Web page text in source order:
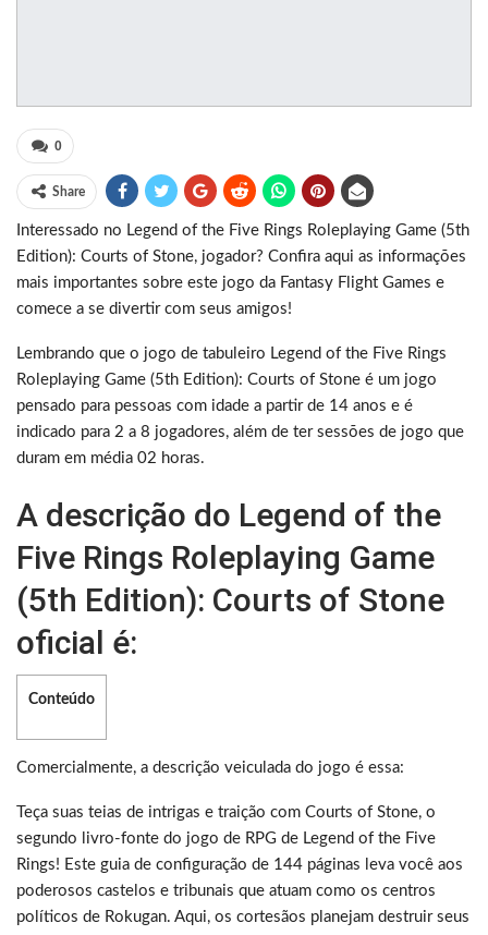
0
Share
Interessado no Legend of the Five Rings Roleplaying Game (5th
Edition): Courts of Stone, jogador? Confira aqui as informações
mais importantes sobre este jogo da Fantasy Flight Games e
comece a se divertir com seus amigos!
Lembrando que o jogo de tabuleiro Legend of the Five Rings
Roleplaying Game (5th Edition): Courts of Stone é um jogo
pensado para pessoas com idade a partir de 14 anos e é
indicado para 2 a 8 jogadores, além de ter sessões de jogo que
duram em média 02 horas.
A descrição do Legend of the
Five Rings Roleplaying Game
(5th Edition): Courts of Stone
oficial é:
Conteúdo
Comercialmente, a descrição veiculada do jogo é essa:
Teça suas teias de intrigas e traição com Courts of Stone, o
segundo livro-fonte do jogo de RPG de Legend of the Five
Rings! Este guia de configuração de 144 páginas leva você aos
poderosos castelos e tribunais que atuam como os centros
políticos de Rokugan. Aqui, os cortesãos planejam destruir seus